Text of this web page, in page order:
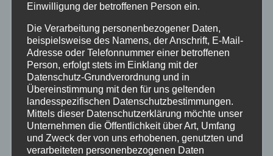
Altenkirchen
Bundespolizei
Feuerwehr
Hilfsorganisationen
Mayen-Koblenz
Einwilligung der betroffenen Person ein.
Die Verarbeitung personenbezogener Daten,
beispielsweise des Namens, der Anschrift, E-Mail-
Adresse oder Telefonnummer einer betroffenen
Person, erfolgt stets im Einklang mit der
Datenschutz-Grundverordnung und in
Übereinstimmung mit den für uns geltenden
landesspezifischen Datenschutzbestimmungen.
Mittels dieser Datenschutzerklärung möchte unser
Unternehmen die Öffentlichkeit über Art, Umfang
und Zweck der von uns erhobenen, genutzten und
verarbeiteten personenbezogenen Daten